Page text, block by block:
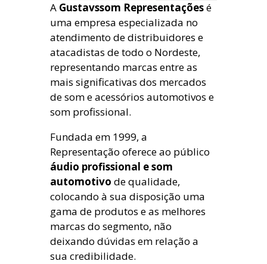
A Gustavssom Representaçõesé
uma empresa especializada no
atendimento de distribuidores e
atacadistas de todo o Nordeste,
representando marcas entre as
mais significativas dos mercados
de som e acessórios automotivos e
som profissional.
Fundada em 1999, a
Representação oferece ao público
áudio profissional e som
automotivo de qualidade,
colocando à sua disposição uma
gama de produtos e as melhores
marcas do segmento, não
deixando dúvidas em relação a
sua credibilidade.